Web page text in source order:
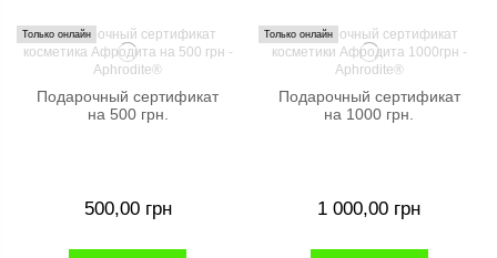
Только онлайн
Подарочный сертификат
на 500 грн.
500,00 грн
Только онлайн
Подарочный сертификат
на 1000 грн.
1 000,00 грн